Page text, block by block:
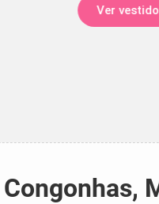
Ver vestidos